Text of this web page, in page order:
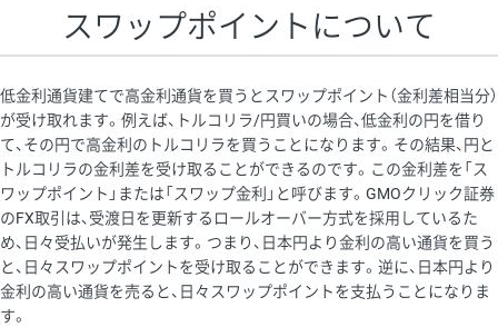
スワップポイントについて
低金利通貨建てで高金利通貨を買うとスワップポイント（金利差相当分）
が受け取れます。例えば、トルコリラ/円買いの場合、低金利の円を借り
て、その円で高金利のトルコリラを買うことになります。その結果、円と
トルコリラの金利差を受け取ることができるのです。この金利差を「ス
ワップポイント」または「スワップ金利」と呼びます。GMOクリック証券
のFX取引は、受渡日を更新するロールオーバー方式を採用しているた
め、日々受払いが発生します。つまり、日本円より金利の高い通貨を買う
と、日々スワップポイントを受け取ることができます。逆に、日本円より
金利の高い通貨を売ると、日々スワップポイントを支払うことになりま
す。